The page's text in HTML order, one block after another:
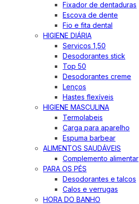
Fixador de dentaduras
Escova de dente
Fio e fita dental
HIGIENE DIÁRIA
Servicos 1,50
Desodorantes stick
Top 50
Desodorantes creme
Lenços
Hastes flexíveis
HIGIENE MASCULINA
Termolabeis
Carga para aparelho
Espuma barbear
ALIMENTOS SAUDÁVEIS
Complemento alimentar
PARA OS PÉS
Desodorantes e talcos
Calos e verrugas
HORA DO BANHO